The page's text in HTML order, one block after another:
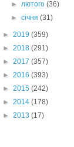
►лютого(36)
►січня(31)
► 2019 (359)
► 2018 (291)
► 2017 (357)
► 2016 (393)
► 2015 (242)
► 2014 (178)
► 2013 (17)